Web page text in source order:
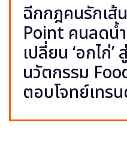
ฉีกกฎคนรักเส้
Point คนลดน้ำ
เปลี่ยน ‘อกไก่’
นวัตกรรม
ตอบโจทย์เทร